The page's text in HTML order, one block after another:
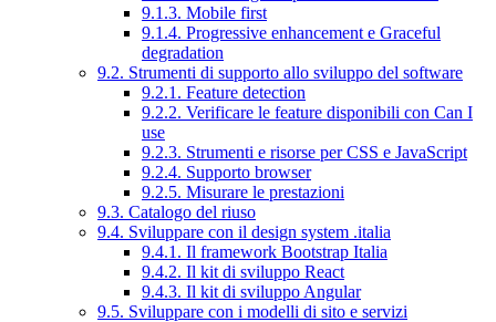
9.1.3. Mobile first
9.1.4. Progressive enhancement e Graceful
degradation
9.2. Strumenti di supporto allo sviluppo del software
9.2.1. Feature detection
9.2.2. Verificare le feature disponibili con Can I
use
9.2.3. Strumenti e risorse per CSS e JavaScript
9.2.4. Supporto browser
9.2.5. Misurare le prestazioni
9.3. Catalogo del riuso
9.4. Sviluppare con il design system .italia
9.4.1. Il framework Bootstrap Italia
9.4.2. Il kit di sviluppo React
9.4.3. Il kit di sviluppo Angular
9.5. Sviluppare con i modelli di sito e servizi